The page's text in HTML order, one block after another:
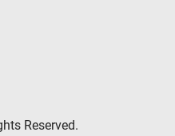
Reserved.